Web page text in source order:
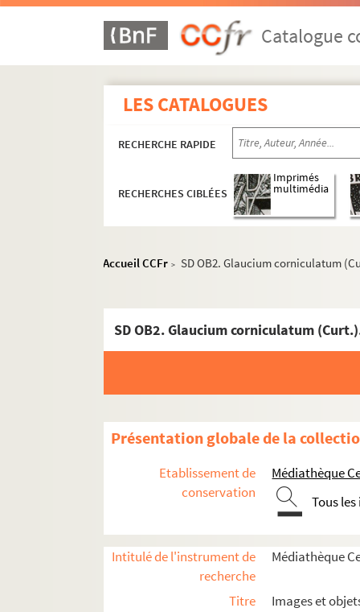
Catalogue
LES CATALOGUES
RECHERCHE RAPIDE
RECHERCHES CIBLÉES
Imprimés
multimédia
Accueil CCFr > SD OB2. Glaucium corniculatum
Présentation globale de la
Etablissement de
conservation
Médiathèque
Tous
Intitulé de l'instrument de
recherche
Médiathèque
Titre
Images et
Vie du territoire
Saint-Denis et sa région
Ville de Saint-Denis